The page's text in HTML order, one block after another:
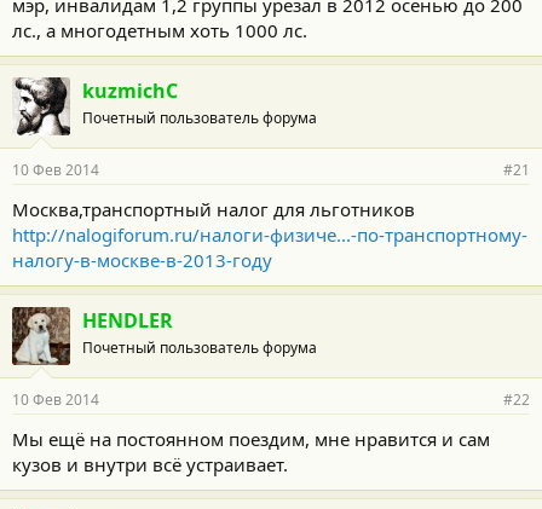
лс., а многодетным хоть 1000 лс.
kuzmichC
Почетный пользователь форума
10 Фев 2014 #21
Москва,транспортный налог для льготников
http://nalogiforum.ru/налоги-физиче...-по-транспортному-
налогу-в-москве-в-2013-году
HENDLER
Почетный пользователь форума
10 Фев 2014 #22
Мы ещё на постоянном поездим, мне нравится и сам
кузов и внутри всё устраивает.